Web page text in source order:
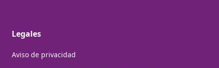
Legales
Aviso de privacidad